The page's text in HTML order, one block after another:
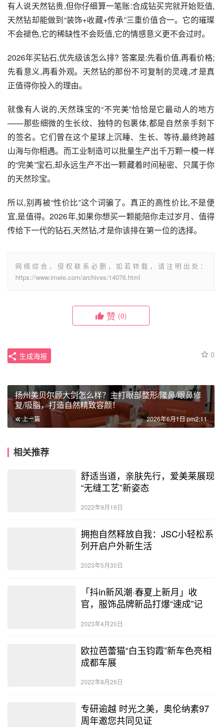
有人说天然钻贵,但你仔细算一笔账:合成钻买完就开始贬值,
天然钻却能做到“装饰+收藏+传承”三重价值合一。它的璀璨
不会褪色,它的稀缺性不会贬值,它的情感意义更不会过时。
2026年买钻石,优先级该怎么排? 答案是:先看价值,再看价格;
先看意义,再看外观。天然钻的那份不可复制的灵魂,才是真
正值得你投入的理由。
就像有人说的,天然珠宝的“不完美”恰恰是它最动人的地方
——那些细微的生长纹、独特的包裹体,都是自然亲手刻下
的签名。它们曾在这个星球上沉睡、生长、等待,最终跨越
山海与你相遇。而工业制造可以批量生产出千万颗一模一样
的“完美”宝石,却永远生产不出一颗藏着时间秘密、只属于你
的天然珍宝。
所以,别再被“性价比”这个词骗了。真正的高性价比,不是便
宜,是值得。2026年,如果你想买一颗能陪你走过岁月、值得
传给下一代的钻石,天然钻,才是你该排在第一位的选择。
网络综合，侵权联系必删，如若转载，请注明出处：
https://www.imeie.com/archives/14076.html
赞 (0)
0
生成海报
扬州美贝尔顾大剑怎么样？主打眼部整形/隆鼻/眼鼻修
复/吸脂，打造自然精致容颜！
上一篇 2026年6月1日 pm2:11
相关推荐
舒适当道，亲肤先行，爱美莱展现
“无缝工艺”新姿态
2022年9月19日
拥抱自然释放自我：JSC小轻松系
列开启户外新生活
2023年5月30日
「抖in新风潮·春夏上新月」收
官，服饰品牌新品打爆“速成”记
2023年4月20日
欧拉芭蕾猫“白玉钧霞”新车色亮相
成都车展
2022年8月26日
专研逾越 时光之美，奥伦纳素97
周年邀您共同见证